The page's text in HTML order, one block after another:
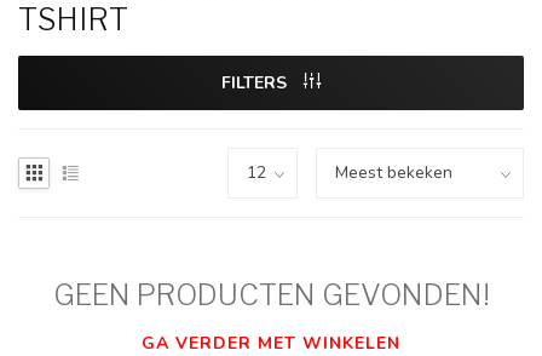
TSHIRT
FILTERS
GEEN PRODUCTEN GEVONDEN!
GA VERDER MET WINKELEN